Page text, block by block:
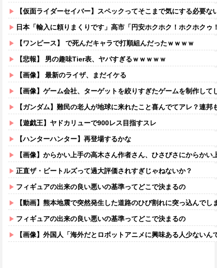
【仮面ライダーセイバー】スペックってそこまで気にする必要な
日本「輸入に頼りまくりです」高市「円安ホクホク！ホクホクゥ
【ワンピース】 で死んだキャラで打順組んだったｗｗｗｗ
【悲報】 男の趣味Tier表、ヤバすぎるｗｗｗｗｗ
【画像】 最新のライザ、まだイケる
【画像】ゲーム会社、ターゲットを絞りすぎたゲームを制作して
【ガンダム】難民の老人が地球に来れたこと喜んでてアレ？連邦もやっ
【遊戯王】ヤドカリューで900レス目指すスレ
【ハンターハンター】再登場するかな
【画像】からかい上手の高木さん作者さん、ひさびさにからかい上手の高木
正直ザ・ビートルズって過大評価されすぎじゃねないか？
フィギュアの出来の良い悪いの基準ってどこで決まるの
【動画】熊本地震で突然発生した道路のひび割れに突っ込んでし
フィギュアの出来の良い悪いの基準ってどこで決まるの
【画像】外国人「海外だとロボットアニメに興味ある人少ないん